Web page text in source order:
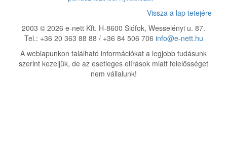
Vissza a lap tetejére
2003 © 2026 e-nett Kft. H-8600 Siófok, Wesselényi u. 87.
Tel.: +36 20 363 88 88 / +36 84 506 706 info@e-nett.hu
A weblapunkon található információkat a legjobb tudásunk
szerint kezeljük, de az esetleges elírások miatt felelősséget
nem vállalunk!